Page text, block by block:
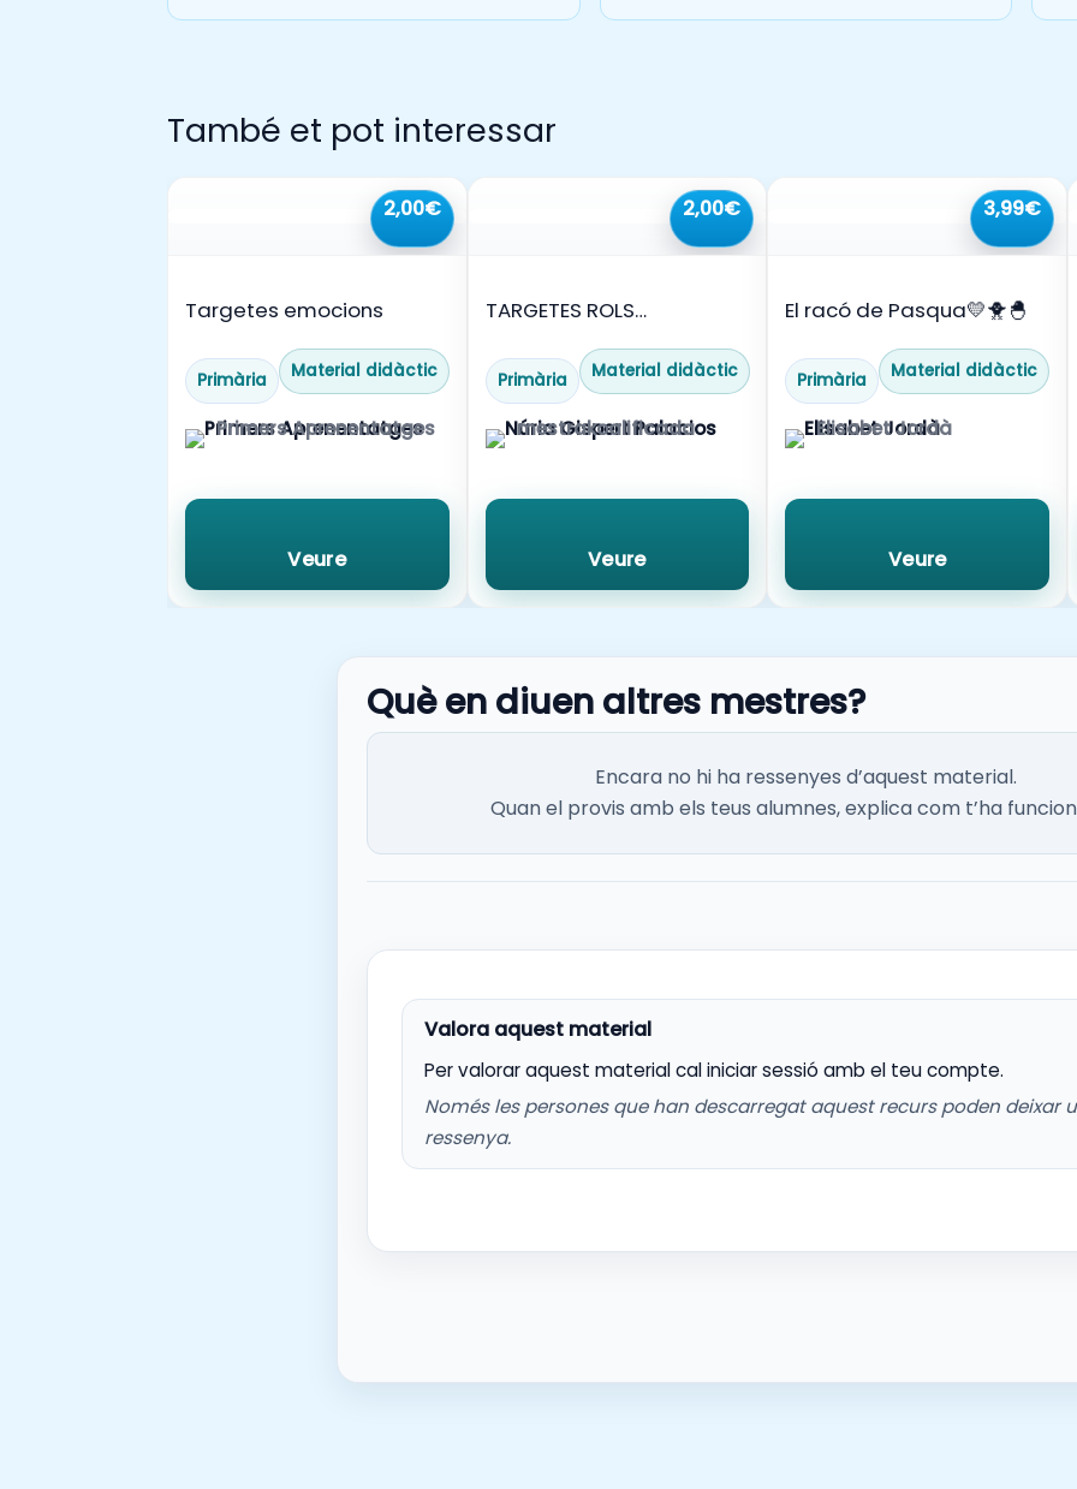
També et pot interessar
2,00€
Targetes emocions
Primària Material didàctic
Primers Aprenentatges
Veure
2,00€
TARGETES ROLS
Primària Material didàctic
mestrakoalificada
Veure
3,99€
El racó de Pasqua💛🐥🐣
Primària Material didàctic
Elisabet Jordà
Veure
Què en diuen altres mestres?
Encara no hi ha ressenyes d’aquest material.
Quan el provis amb els teus alumnes, explica com t’ha
Per valorar aquest material cal iniciar sessió amb el teu compte.
Només les persones que han descarregat aquest recurs poden deixar
ressenya.